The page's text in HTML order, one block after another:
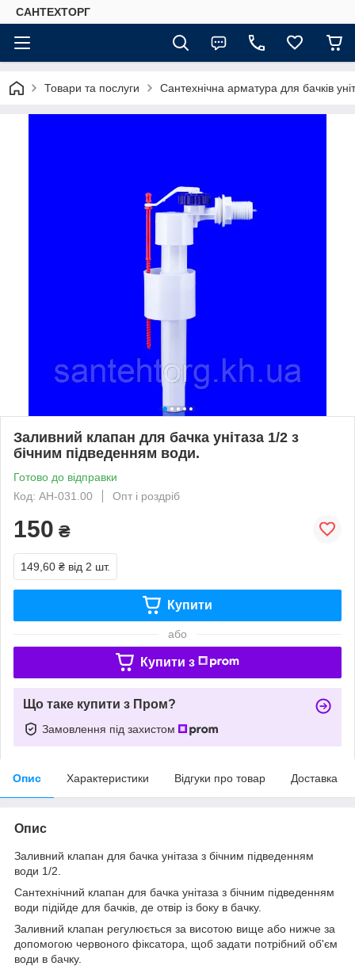
САНТЕХТОРГ
Товари та послуги Сантехнічна арматура для бачків
Заливний клапан для бачка унітаза 1/2 з
бічним підведенням води.
Готово до відправки
Код: АН-031.00
Опт і роздріб
150 ₴
149,60 ₴ від 2 шт.
Купити
або
Купити з
Що таке купити з Пром?
Замовлення під захистом
Опис Характеристики Відгуки про товар Доставка
Опис
Заливний клапан для бачка унітаза з бічним підведенням
води 1/2.
Сантехнічний клапан для бачка унітаза з бічним підведенням
води підійде для бачків, де отвір із боку в бачку.
Заливний клапан регулюється за висотою вище або нижче за
допомогою червоного фіксатора, щоб задати потрібний об'єм
води в бачку.